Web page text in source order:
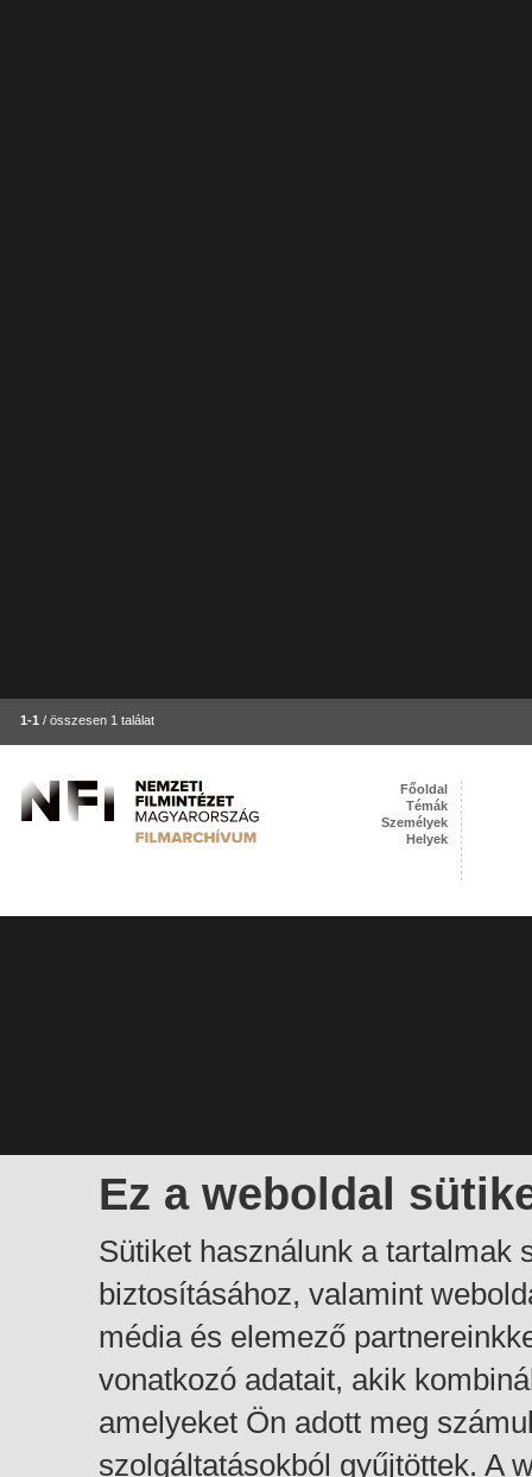
1-1 / összesen 1 találat
Ez a weboldal
Sütiket használunk a tartalmak
biztosításához, valamint
média és elemező
vonatkozó adatait, akik
amelyeket Ön adott meg
szolgáltatásokból gyűjtöttek. A
Főoldal
Témák
Személyek
Helyek